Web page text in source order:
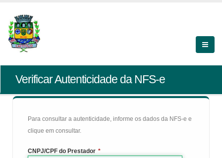
Verificar Autenticidade da NFS-e
Para consultar a autenticidade, informe os dados da NFS-e e
clique em consultar.
CNPJ/CPF do Prestador *